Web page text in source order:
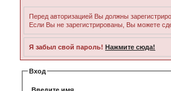
Перед авторизацией Вы должны
Если Вы не зарегистрированы, Вы можете
Я забыл свой пароль! Нажмите сюда!
Вход